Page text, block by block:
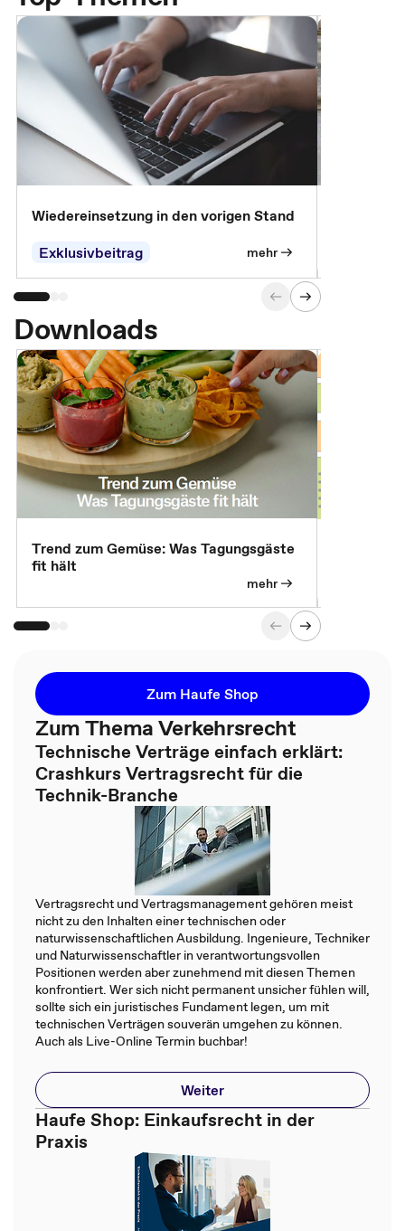
Wiedereinsetzung in den vorigen Stand
Exklusivbeitrag
mehr
Downloads
Trend zum Gemüse: Was Tagungsgäste
fit hält
mehr
Zum Haufe Shop
Zum Thema Verkehrsrecht
Technische Verträge einfach erklärt:
Crashkurs Vertragsrecht für die
Technik-Branche
Vertragsrecht und Vertragsmanagement gehören meist
nicht zu den Inhalten einer technischen oder
naturwissenschaftlichen Ausbildung. Ingenieure, Techniker
und Naturwissenschaftler in verantwortungsvollen
Positionen werden aber zunehmend mit diesen Themen
konfrontiert. Wer sich nicht permanent unsicher fühlen will,
sollte sich ein juristisches Fundament legen, um mit
technischen Verträgen souverän umgehen zu können.
Auch als Live-Online Termin buchbar!
Weiter
Haufe Shop: Einkaufsrecht in der
Praxis